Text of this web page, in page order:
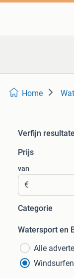
Home
Verfijn
Prijs
van
€
Categorie
Watersport en
Alle
Windsurfen